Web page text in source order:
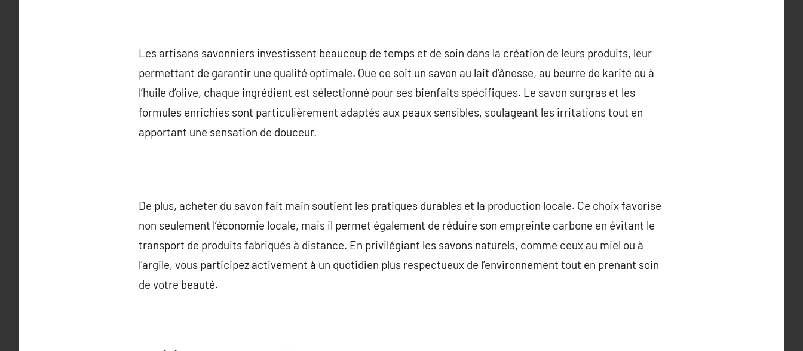
Les artisans savonniers investissent beaucoup de temps et de soin dans la création de leurs produits, leur
permettant de garantir une qualité optimale. Que ce soit un savon au lait d’ânesse, au beurre de karité ou à
l’huile d’olive, chaque ingrédient est sélectionné pour ses bienfaits spécifiques. Le savon surgras et les
formules enrichies sont particulièrement adaptés aux peaux sensibles, soulageant les irritations tout en
apportant une sensation de douceur.
De plus, acheter du savon fait main soutient les pratiques durables et la production locale. Ce choix favorise
non seulement l’économie locale, mais il permet également de réduire son empreinte carbone en évitant le
transport de produits fabriqués à distance. En privilégiant les savons naturels, comme ceux au miel ou à
l’argile, vous participez activement à un quotidien plus respectueux de l’environnement tout en prenant soin
de votre beauté.